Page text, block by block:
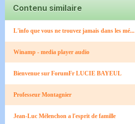
Contenu similaire
L'info que vous ne trouvez jamais dans les mé...
Winamp - media player audio
Bienvenue sur ForumFr LUCIE BAYEUL
Professeur Montagnier
Jean-Luc Mélenchon a l'esprit de famille